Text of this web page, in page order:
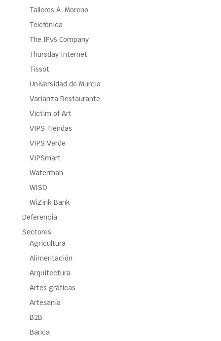
Talleres A. Moreno
Telefónica
The IPv6 Company
Thursday Internet
Tissot
Universidad de Murcia
Varianza Restaurante
Victim of Art
VIPS Tiendas
VIPS Verde
VIPSmart
Waterman
WISO
WiZink Bank
Deferencia
Sectores
Agricultura
Alimentación
Arquitectura
Artes gráficas
Artesanía
B2B
Banca